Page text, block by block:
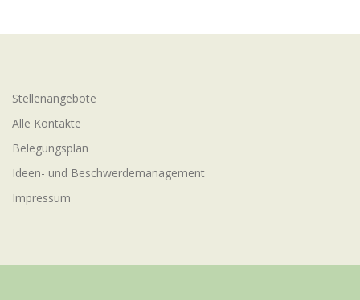
Stellenangebote
Alle Kontakte
Belegungsplan
Ideen- und Beschwerdemanagement
Impressum